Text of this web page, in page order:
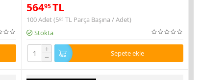
56495TL
100 Adet (565 TLParça Başına / Adet)
Stokta
+
− Sepete ekle